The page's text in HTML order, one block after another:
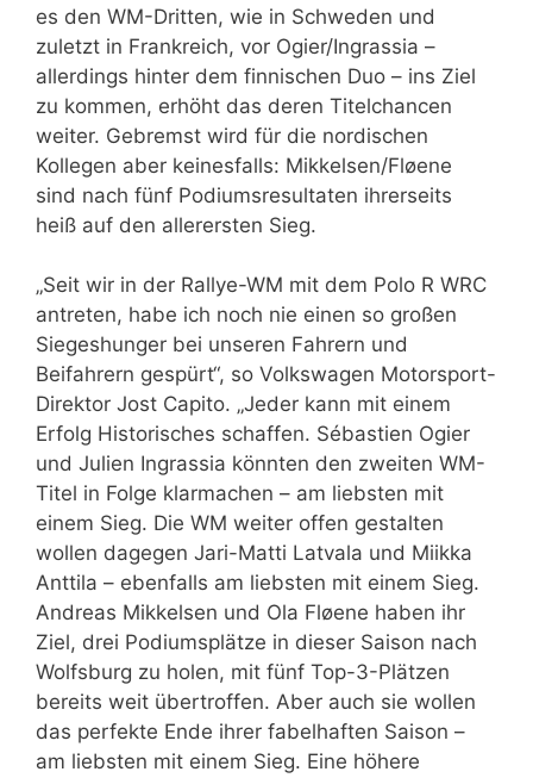
es den WM-Dritten, wie in Schweden und
zuletzt in Frankreich, vor Ogier/Ingrassia –
allerdings hinter dem finnischen Duo – ins Ziel
zu kommen, erhöht das deren Titelchancen
weiter. Gebremst wird für die nordischen
Kollegen aber keinesfalls: Mikkelsen/Fløene
sind nach fünf Podiumsresultaten ihrerseits
heiß auf den allerersten Sieg.
„Seit wir in der Rallye-WM mit dem Polo R WRC
antreten, habe ich noch nie einen so großen
Siegeshunger bei unseren Fahrern und
Beifahrern gespürt“, so Volkswagen Motorsport-
Direktor Jost Capito. „Jeder kann mit einem
Erfolg Historisches schaffen. Sébastien Ogier
und Julien Ingrassia könnten den zweiten WM-
Titel in Folge klarmachen – am liebsten mit
einem Sieg. Die WM weiter offen gestalten
wollen dagegen Jari-Matti Latvala und Miikka
Anttila – ebenfalls am liebsten mit einem Sieg.
Andreas Mikkelsen und Ola Fløene haben ihr
Ziel, drei Podiumsplätze in dieser Saison nach
Wolfsburg zu holen, mit fünf Top-3-Plätzen
bereits weit übertroffen. Aber auch sie wollen
das perfekte Ende ihrer fabelhaften Saison –
am liebsten mit einem Sieg. Eine höhere